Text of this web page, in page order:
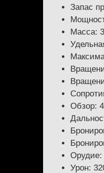
Запас
Масса:
Обзор:
Орудие:
Урон: